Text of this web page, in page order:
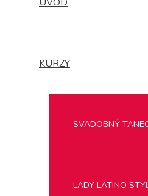
KURZY
SVADOBNÝ
LADY LATINO